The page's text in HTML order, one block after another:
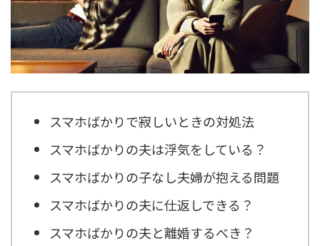
スマホばかりで寂しいときの対処法
スマホばかりの夫は浮気をしている？
スマホばかりの子なし夫婦が抱える問題
スマホばかりの夫に仕返しできる？
スマホばかりの夫と離婚するべき？